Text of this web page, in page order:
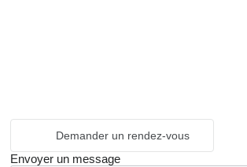
Demander un rendez-vous
Envoyer un message